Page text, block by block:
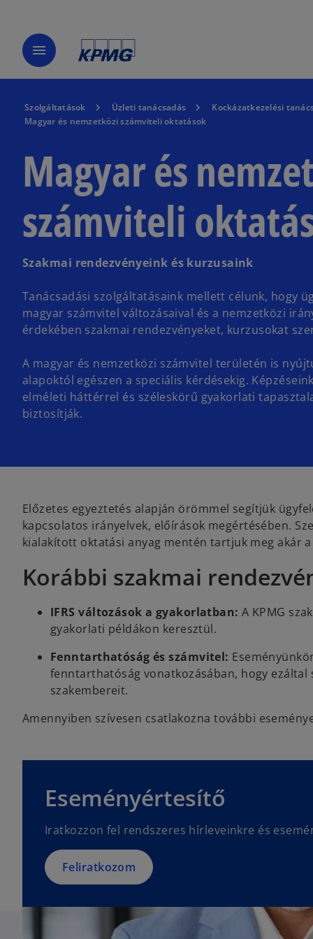
menu
Szolgáltatások Üzleti tanácsadás Kockázatkezelési
Magyar és nemzetközi számviteli oktatások
Magyar és
számviteli
Szakmai rendezvényeink és kurzusaink
Tanácsadási szolgáltatásaink mellett célunk, hogy
magyar számvitel változásaival és a nemzetközi
érdekében szakmai rendezvényeket, kurzusokat
A magyar és nemzetközi számvitel területén is
alapoktól egészen a speciális kérdésekig.
elméleti háttérrel és széleskörű gyakorlati
biztosítják.
Előzetes egyeztetés alapján örömmel segítjük
kapcsolatos irányelvek, előírások megértésében.
kialakított oktatási anyag mentén tartjuk meg akár a
Korábbi szakmai
IFRS változások a gyakorlatban: A KPMG
gyakorlati példákon keresztül.
Fenntarthatóság és számvitel:
fenntarthatóság vonatkozásában, hogy ezáltal
szakembereit.
Amennyiben szívesen csatlakozna további
Eseményértesítő
Iratkozzon fel rendszeres hírleveinkre és
Feliratkozom
n
i
n
a
n